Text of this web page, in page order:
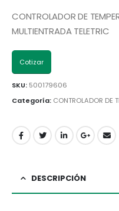
CONTROLADOR DE
MULTIENTRADA TELETRIC
Cotizar
SKU: 500179606
Categoría: CONTROLADOR DE
DESCRIPCIÓN